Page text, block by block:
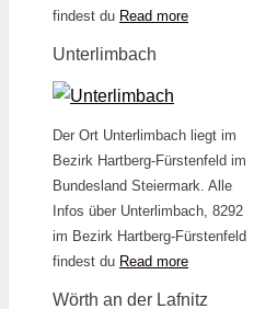
findest du Read more
Unterlimbach
Der Ort Unterlimbach liegt im
Bezirk Hartberg-Fürstenfeld im
Bundesland Steiermark. Alle
Infos über Unterlimbach, 8292
im Bezirk Hartberg-Fürstenfeld
findest du Read more
Wörth an der Lafnitz